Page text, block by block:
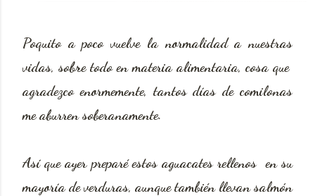
Poquito a poco vuelve la normalidad a nuestras
vidas, sobre todo en materia alimentaria, cosa que
agradezco enormemente, tantos días de comilonas
me aburren soberanamente.
Así que ayer preparé estos aguacates rellenos en su
mayoría de verduras, aunque también llevan salmón